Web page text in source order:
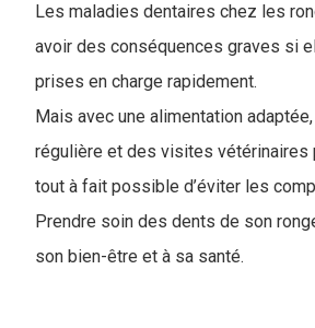
Les maladies dentaires chez les
avoir des conséquences graves si
prises en charge rapidement.
Mais avec une alimentation
régulière et des visites vétérinaires
tout à fait possible d’éviter les
Prendre soin des dents de son
son bien-être et à sa santé.